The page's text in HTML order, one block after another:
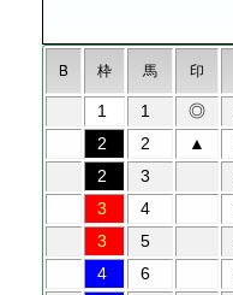
B 枠 馬 印
1 1 ◎
2
2 ▲
2
3
3
4
3
5
4
6